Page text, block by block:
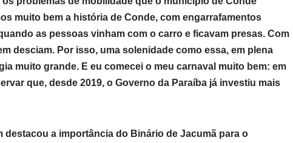
muito bem a história de Conde, com engarrafamentos
as pessoas vinham com o carro e ficavam presas. Com
desciam. Por isso, uma solenidade como essa, em plena
muito grande. E eu comecei o meu carnaval muito bem: em
que, desde 2019, o Governo da Paraíba já investiu mais
a importância do Binário de Jacumã para o